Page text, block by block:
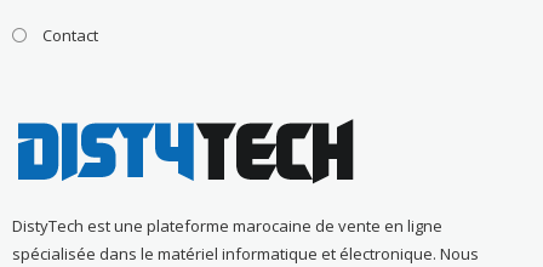
Contact
DistyTech est une plateforme marocaine de vente en ligne
spécialisée dans le matériel informatique et électronique. Nous